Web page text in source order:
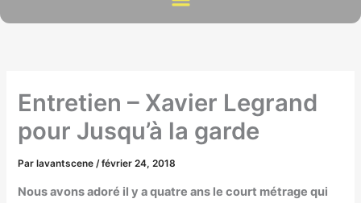
Entretien – Xavier Legrand
pour Jusqu’à la garde
Parlavantscene /février 24, 2018
Nous avons adoré il y a quatre ans le court métrage qui